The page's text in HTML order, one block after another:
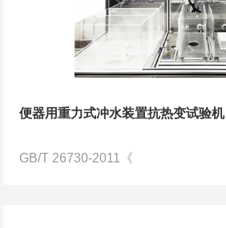
便器用重力式冲水装置抗热变试验机
GB/T 26730-2011《